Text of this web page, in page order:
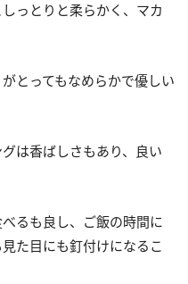
っとりと柔らかく、マカ
とってもなめらかで優しい
は香ばしさもあり、良い
るも良し、ご飯の時間に
た目にも釘付けになるこ